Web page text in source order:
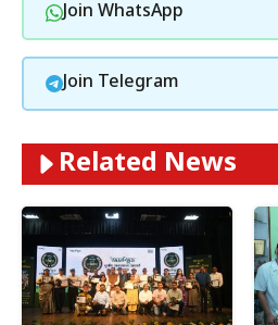
Join WhatsApp
Join Telegram
Related News